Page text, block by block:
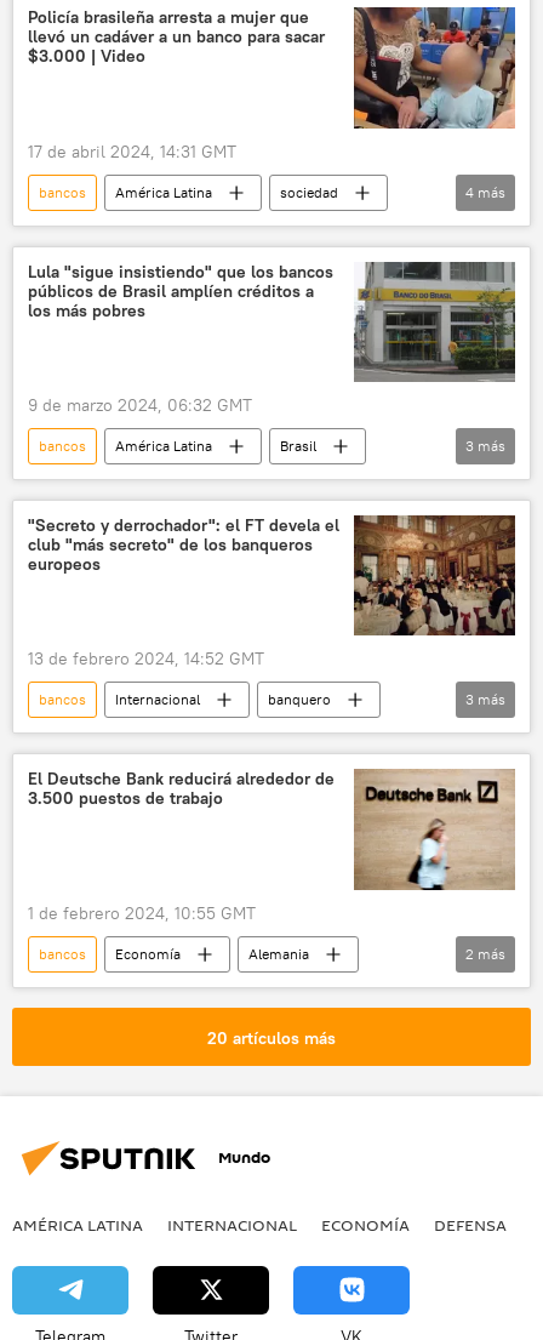
📰 Consecuencias económicas de las sanciones occidentales contra Rusia
Policía brasileña arresta a mujer que
llevó un cadáver a un banco para sacar
$3.000 | Video
17 de abril 2024, 14:31 GMT
bancos América Latina
sociedad
seguridad
Brasil
cadáver
préstamo
4 más
Lula "sigue insistiendo" que los bancos
públicos de Brasil amplíen créditos a
los más pobres
9 de marzo 2024, 06:32 GMT
bancos América Latina
Brasil
📈 Mercados y finanzas
Luiz Inacio Lula da Silva
crédito
3 más
"Secreto y derrochador": el FT devela el
club "más secreto" de los banqueros
europeos
13 de febrero 2024, 14:52 GMT
bancos Internacional
banquero
🌍 Europa
política riqueza
3 más
El Deutsche Bank reducirá alrededor de
3.500 puestos de trabajo
1 de febrero 2024, 10:55 GMT
bancos Economía
Alemania
Deutsche Bank
🌍 Europa
2 más
20 artículos más
Mundo
AMÉRICA LATINA INTERNACIONAL ECONOMÍA DEFENSA